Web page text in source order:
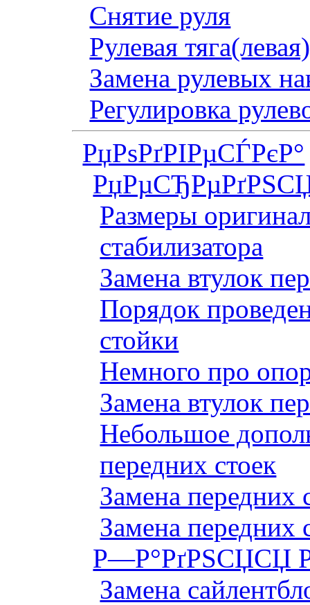
Снятие руля
Рулевая
Замена рулевых
Регулировка
РџРѕРґРІРµСЃРєР°
Размеры
стабилизатора
Замена втулок
Порядок
стойки
Немного про
Замена втулок
Небольшое
передних стоек
Замена передних
Замена передних
Р—Р°РґРЅСЏСЏ
Замена